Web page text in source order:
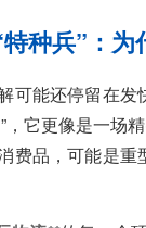
种兵”：
可能还停留在
，它更像是一场
费品，可能是